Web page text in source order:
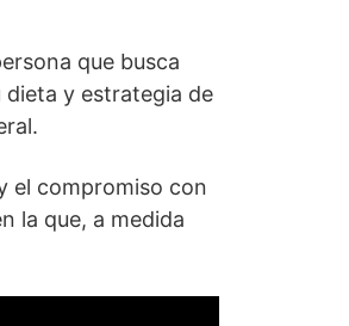
que busca
y estrategia de
el compromiso con
la que, a medida